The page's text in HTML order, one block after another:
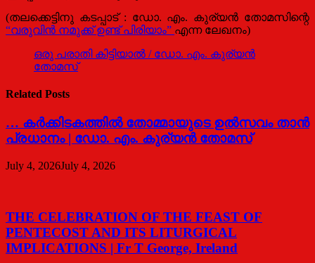
(തലക്കെട്ടിനു കടപ്പാട് : ഡോ. എം. കുര്യൻ തോമസിന്റെ
“വരുവിൻ നമുക്ക് ഉണ്ട് പിരിയാം” എന്ന ലേഖനം)
ഒരു പരാതി കിട്ടിയാല്‍ / ഡോ. എം. കുര്യന്‍
തോമസ്
Related Posts
… കര്‍ക്കിടകത്തില്‍ തോമ്മായുടെ ഉല്‍സവം താന്‍
പ്രധാനം | ഡോ. എം. കുര്യന്‍ തോമസ്
July 4, 2026July 4, 2026
THE CELEBRATION OF THE FEAST OF
PENTECOST AND ITS LITURGICAL
IMPLICATIONS | Fr T George, Ireland